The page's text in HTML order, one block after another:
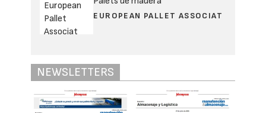
EUROPEAN PALLET ASSOCIAT
NEWSLETTERS